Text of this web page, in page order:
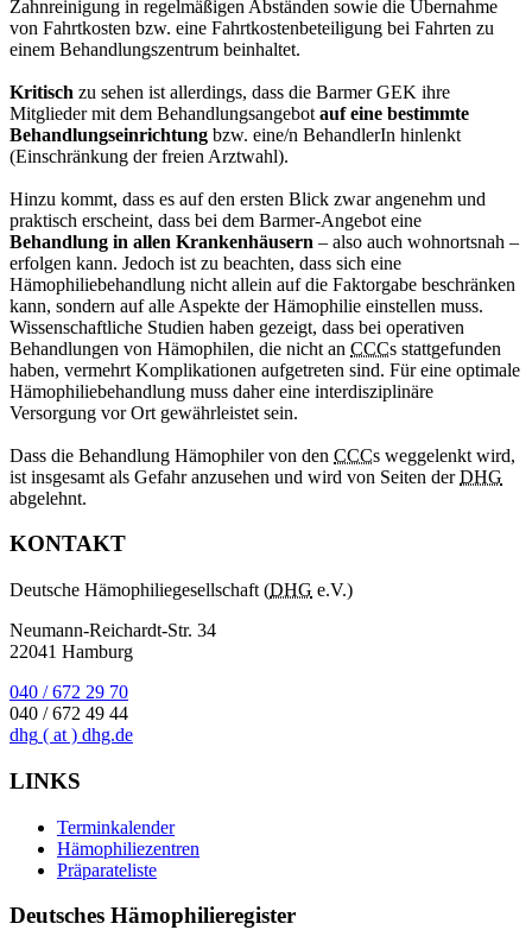
Zahnreinigung in regelmäßigen Abständen sowie die Übernahme
von Fahrtkosten bzw. eine Fahrtkostenbeteiligung bei Fahrten zu
einem Behandlungszentrum beinhaltet.
Kritisch zu sehen ist allerdings, dass die Barmer GEK ihre
Mitglieder mit dem Behandlungsangebot auf eine bestimmte
Behandlungseinrichtung bzw. eine/n BehandlerIn hinlenkt
(Einschränkung der freien Arztwahl).
Hinzu kommt, dass es auf den ersten Blick zwar angenehm und
praktisch erscheint, dass bei dem Barmer-Angebot eine
Behandlung in allen Krankenhäusern – also auch wohnortsnah –
erfolgen kann. Jedoch ist zu beachten, dass sich eine
Hämophiliebehandlung nicht allein auf die Faktorgabe beschränken
kann, sondern auf alle Aspekte der Hämophilie einstellen muss.
Wissenschaftliche Studien haben gezeigt, dass bei operativen
Behandlungen von Hämophilen, die nicht an CCCs stattgefunden
haben, vermehrt Komplikationen aufgetreten sind. Für eine optimale
Hämophiliebehandlung muss daher eine interdisziplinäre
Versorgung vor Ort gewährleistet sein.
Dass die Behandlung Hämophiler von den CCCs weggelenkt wird,
ist insgesamt als Gefahr anzusehen und wird von Seiten derDHG
abgelehnt.
KONTAKT
Deutsche Hämophiliegesellschaft (DHG e.V.)
Neumann-Reichardt-Str. 34
22041 Hamburg
040 / 672 29 70
040 / 672 49 44
dhg ( at ) dhg.de
LINKS
Terminkalender
Hämophiliezentren
Präparateliste
Deutsches Hämophilieregister